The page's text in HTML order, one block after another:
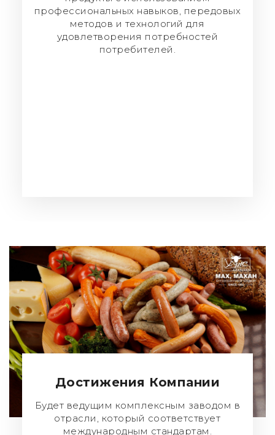
профессиональных навыков, передовых
методов и технологий для
удовлетворения потребностей
потребителей.
Достижения Компании
Будет ведущим комплексным заводом в
отрасли, который соответствует
международным стандартам.